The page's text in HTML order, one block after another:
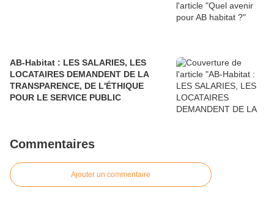
AB-Habitat : LES SALARIES, LES
LOCATAIRES DEMANDENT DE LA
TRANSPARENCE, DE L'ÉTHIQUE
POUR LE SERVICE PUBLIC
Commentaires
Ajouter un commentaire